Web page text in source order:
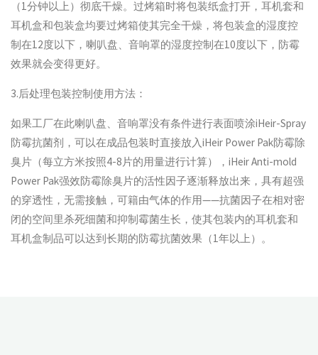
（1分钟以上）彻底干燥。过烤箱时将包装纸盒打开，耳机套和
耳机盒和包装盒均要过烤箱使其完全干燥，将包装盒的湿度控
制在12度以下，喇叭盘、音响罩的湿度控制在10度以下，防霉
效果就会变得更好。
3.后处理包装控制使用方法：
如果工厂在此喇叭盘、音响罩没有条件进行表面喷涂iHeir-Spray
防霉抗菌剂，可以在成品包装时直接放入iHeir Power Pak防霉除
臭片（每立方米按照4-8片的用量进行计算），iHeir Anti-mold
Power Pak强效防霉除臭片的活性因子逐渐释放出来，具有超强
的穿透性，无需接触，可籍由气体的作用——抗菌因子在相对密
闭的空间里杀死细菌和抑制霉菌生长，使其包装内的耳机套和
耳机盒制品可以达到长期的防霉抗菌效果（1年以上）。